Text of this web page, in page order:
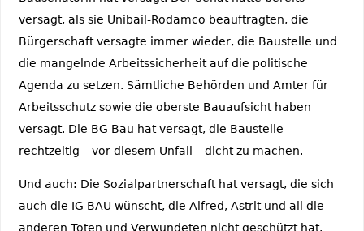
versagt, als sie Unibail-Rodamco beauftragten, die
Bürgerschaft versagte immer wieder, die Baustelle und
die mangelnde Arbeitssicherheit auf die politische
Agenda zu setzen. Sämtliche Behörden und Ämter für
Arbeitsschutz sowie die oberste Bauaufsicht haben
versagt. Die BG Bau hat versagt, die Baustelle
rechtzeitig – vor diesem Unfall – dicht zu machen.
Und auch: Die Sozialpartnerschaft hat versagt, die sich
auch die IG BAU wünscht, die Alfred, Astrit und all die
anderen Toten und Verwundeten nicht geschützt hat.